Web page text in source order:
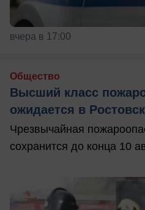
вчера в 17:00
Общество
Высший класс
ожидается в
Чрезвычайная
сохранится до конца 10